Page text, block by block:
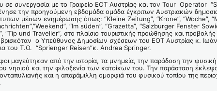
συνεργασία με το Γραφείο ΕΟΤ Αυστρίας και τον Tour Operator
την προηγούμενη εβδομάδα ομάδα έγκριτων Αυστριακών
μέσων ενημέρωσης όπως: “Κleine Zeitung”, “Krone”, “Woche”,
“Im süden”, “Grazetta”, “Salzburger Fenster
“Tip und Traveller”, στο πλαίσιο τουριστικής προώθησης και
ο Υπεύθυνος Δημοσίων σχέσεων του ΕΟΤ Αυστρίας κ.
του T.O. “Sprienger Reisen”κ. Andrea Springer.
μαγεύτηκαν από την ιστορία, τα μνημεία, την παράδοση την
νησιού και την φιλοξενία των κατοίκων του. Την παράσταση
και η απαράμιλλη ομορφιά του φυσικού τοπίου της